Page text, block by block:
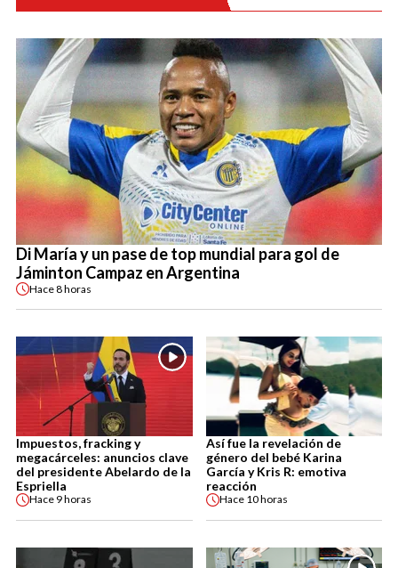
Di María y un pase de top mundial para gol de
Jáminton Campaz en Argentina
Hace8 horas
Impuestos, fracking y
megacárceles: anuncios clave
del presidente Abelardo de la
Espriella
Hace 9 horas
Así fue la revelación de
género del bebé Karina
García y Kris R: emotiva
reacción
Hace 10 horas